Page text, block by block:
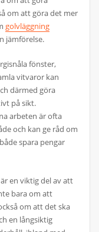
om att göra det mer
golvläggning
jämförelse.
fönster,
vitvaror kan
därmed göra
på sikt.
arbeten är ofta
och kan ge råd om
spara pengar
en viktig del av att
bara om att
om att det ska
en långsiktig